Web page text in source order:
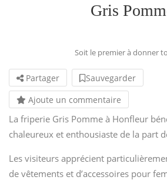
Gris
Soit le premier à donner
Partager
Sauvegarder
Ajoute un commentaire
La friperie Gris Pomme à Honfleur
chaleureux et enthousiaste de la part
Les visiteurs apprécient
de vêtements et d’accessoires pour